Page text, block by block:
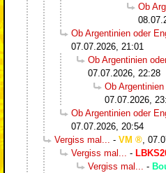
Ob
Ob Argentinien oder
07.07.2026, 21:01
Ob Argentinien
07.07.2026, 22:28
Ob
07.07.2026,
Ob Argentinien oder
07.07.2026, 20:54
Vergiss mal...
- VM
Vergiss mal...
-
Vergiss mal...
-